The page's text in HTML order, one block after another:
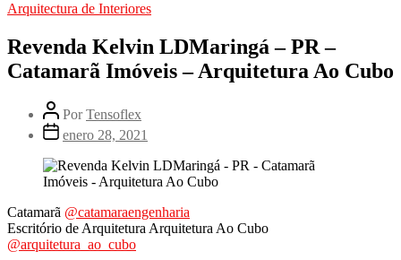
Arquitectura de Interiores
Revenda Kelvin LDMaringá – PR –
Catamarã Imóveis – Arquitetura Ao Cubo
PorTensoflex
enero 28, 2021
Catamarã @catamaraengenharia
Escritório de Arquitetura Arquitetura Ao Cubo
@arquitetura_ao_cubo